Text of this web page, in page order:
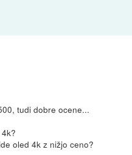
tudi dobre ocene...
oled 4k z nižjo ceno?